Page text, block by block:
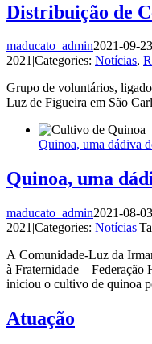
Distribuição de
maducato_admin2021-09-
2021|Categories: Notícias,
Grupo de voluntários,
Luz de Figueira em São
Quinoa, uma dádiva
Quinoa, uma
maducato_admin2021-08-
2021 |Categories: Notícias|
A Comunidade-Luz da
à Fraternidade –
iniciou o cultivo de quinoa
Atuação